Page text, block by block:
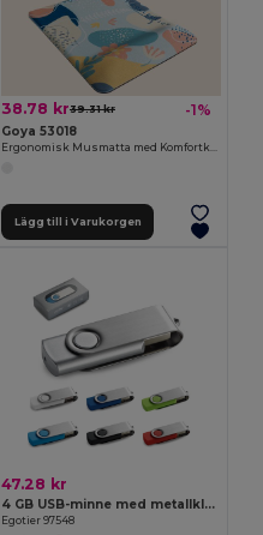
38.78 kr39.31 kr -1%
Goya 53018
Ergonomisk Musmatta med Komfortkudde
Lägg till i Varukorgen
47.28 kr
4 GB USB-minne med metallklämma
Egotier 97548